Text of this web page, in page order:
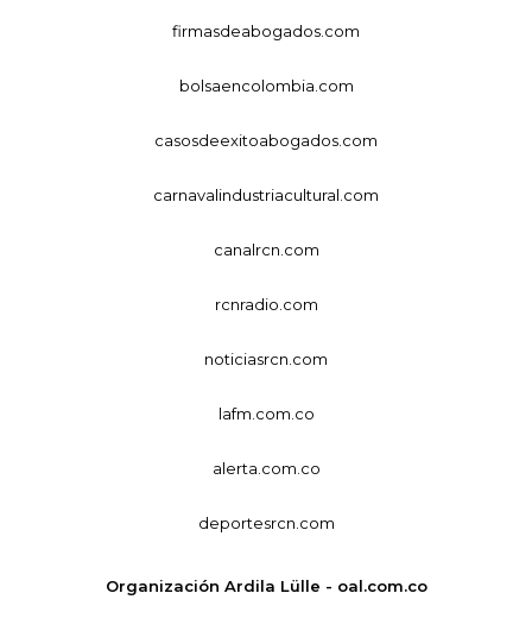
firmasdeabogados.com
bolsaencolombia.com
casosdeexitoabogados.com
carnavalindustriacultural.com
canalrcn.com
rcnradio.com
noticiasrcn.com
lafm.com.co
alerta.com.co
deportesrcn.com
Organización Ardila Lülle - oal.com.co